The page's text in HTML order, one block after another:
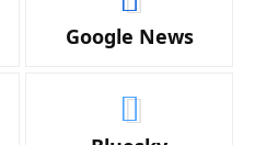
Google News